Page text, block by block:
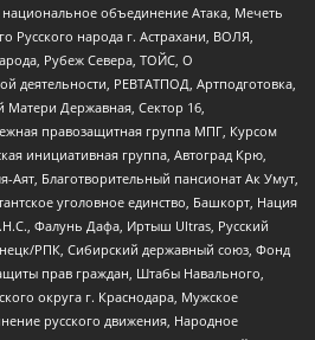
объединение Атака, Мечеть
народа г. Астрахани, ВОЛЯ,
Рубеж Севера, ТОЙС, О
деятельности, РЕВТАТПОД, Артподготовка,
Державная, Сектор 16,
правозащитная группа МПГ, Курсом
инициативная группа, Автоград Крю,
Аят, Благотворительный пансионат Ак Умут,
уголовное единство, Башкорт, Нация
Фалунь Дафа, Иртыш Ultras, Русский
РПК, Сибирский державный союз, Фонд
прав граждан, Штабы Навального,
округа г. Краснодара, Мужское
русского движения, Народное